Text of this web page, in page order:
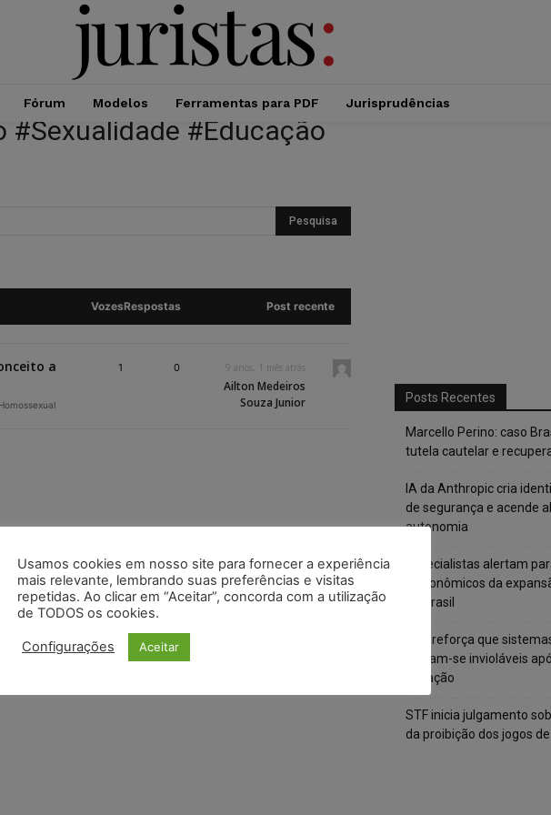
Fórum Modelos Ferramentas para PDF Jurisprudências
#Sexualidade #Educação
VozesRespostas Post recente
a
1 0 9 anos, 1 mês atrás
Ailton Medeiros
Souza Junior
Posts Recentes
Marcello Perino: caso
tutela cautelar e
IA da Anthropic cria
de segurança e acende
autonomia
Especialistas alertam
e econômicos da
no Brasil
TSE reforça que
tornam-se invioláveis
lacração
STF inicia julgamento
da proibição dos jogos
Usamos cookies em nosso site para fornecer a experiência
mais relevante, lembrando suas preferências e visitas
repetidas. Ao clicar em “Aceitar”, concorda com a utilização
de TODOS os cookies.
Configurações Aceitar